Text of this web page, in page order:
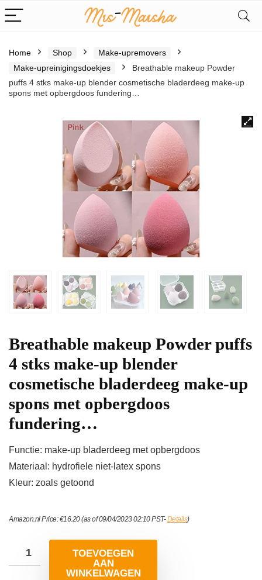
Home Shop
Make-upremovers
Make-upreinigingsdoekjes
Breathable makeup Powder
puffs 4 stks make-up blender cosmetische bladerdeeg make-up
spons met opbergdoos fundering…
Breathable makeup Powder puffs
4 stks make-up blender
cosmetische bladerdeeg make-up
spons met opbergdoos
fundering…
Functie: make-up bladerdeeg met opbergdoos
Materiaal: hydrofiele niet-latex spons
Kleur: zoals getoond
Amazon.nl Price:€16.20(as of 09/04/2023 02:10 PST-Details)
TOEVOEGEN
AAN
WINKELWAGEN